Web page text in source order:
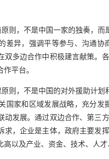
原则，不是中国一家的独奏，
差异，强调平等参与、沟通
双多边合作中积极建言献策。
平台。
原则，不是中国的对外援助计
国家和区域发展战略，充分
动发展。通过双边合作、第三
求，企业是主体，政府主要发
以及产业、资金、技术、人